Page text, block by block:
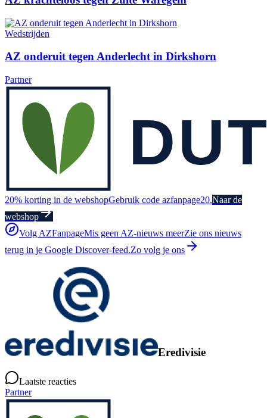
Wedstrijden
AZ onderuit tegen Anderlecht in Dirkshorn
Partner
20% korting in de webshopGebruik code azfanpage20.Naar de
webshop
Volg AZFanpageMis geen AZ-nieuws meerZie ons nieuws
terug in je Google Discover-feed.Zo volg je ons
Eredivisie
Laatste reacties
Partner